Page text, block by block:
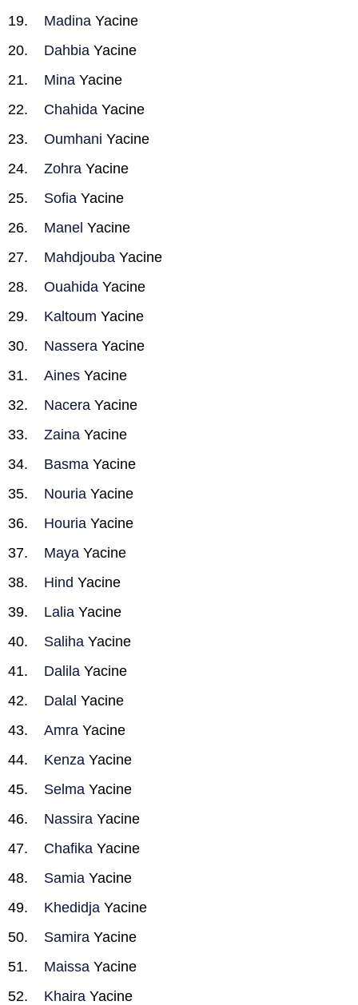
Madina Yacine
Dahbia Yacine
Mina Yacine
Chahida Yacine
Oumhani Yacine
Zohra Yacine
Sofia Yacine
Manel Yacine
Mahdjouba Yacine
Ouahida Yacine
Kaltoum Yacine
Nassera Yacine
Aines Yacine
Nacera Yacine
Zaina Yacine
Basma Yacine
Nouria Yacine
Houria Yacine
Maya Yacine
Hind Yacine
Lalia Yacine
Saliha Yacine
Dalila Yacine
Dalal Yacine
Amra Yacine
Kenza Yacine
Selma Yacine
Nassira Yacine
Chafika Yacine
Samia Yacine
Khedidja Yacine
Samira Yacine
Maissa Yacine
Khaira Yacine